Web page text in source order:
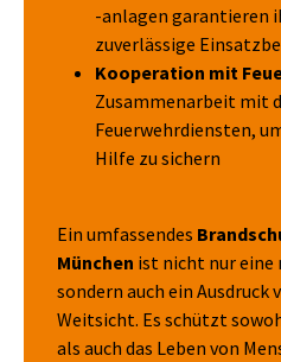
-anlagen garantieren
zuverlässige
Kooperation mit
Zusammenarbeit mit
Feuerwehrdiensten,
Hilfe zu sichern
Ein umfassendes
München ist nicht nur eine
sondern auch ein
Weitsicht. Es schützt
als auch das Leben von